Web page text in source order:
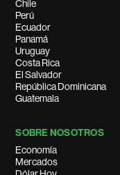
Chile
Perú
Ecuador
Panamá
Uruguay
Costa Rica
El Salvador
República Dominicana
Guatemala
SOBRE NOSOTROS
Economía
Mercados